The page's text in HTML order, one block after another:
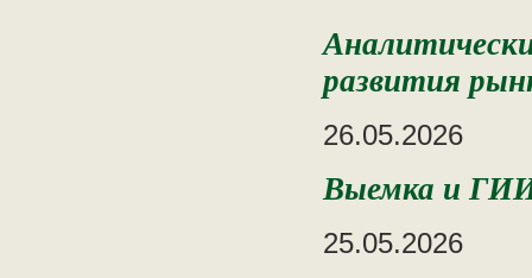
развития
26.05.2026
Выемка и
25.05.2026